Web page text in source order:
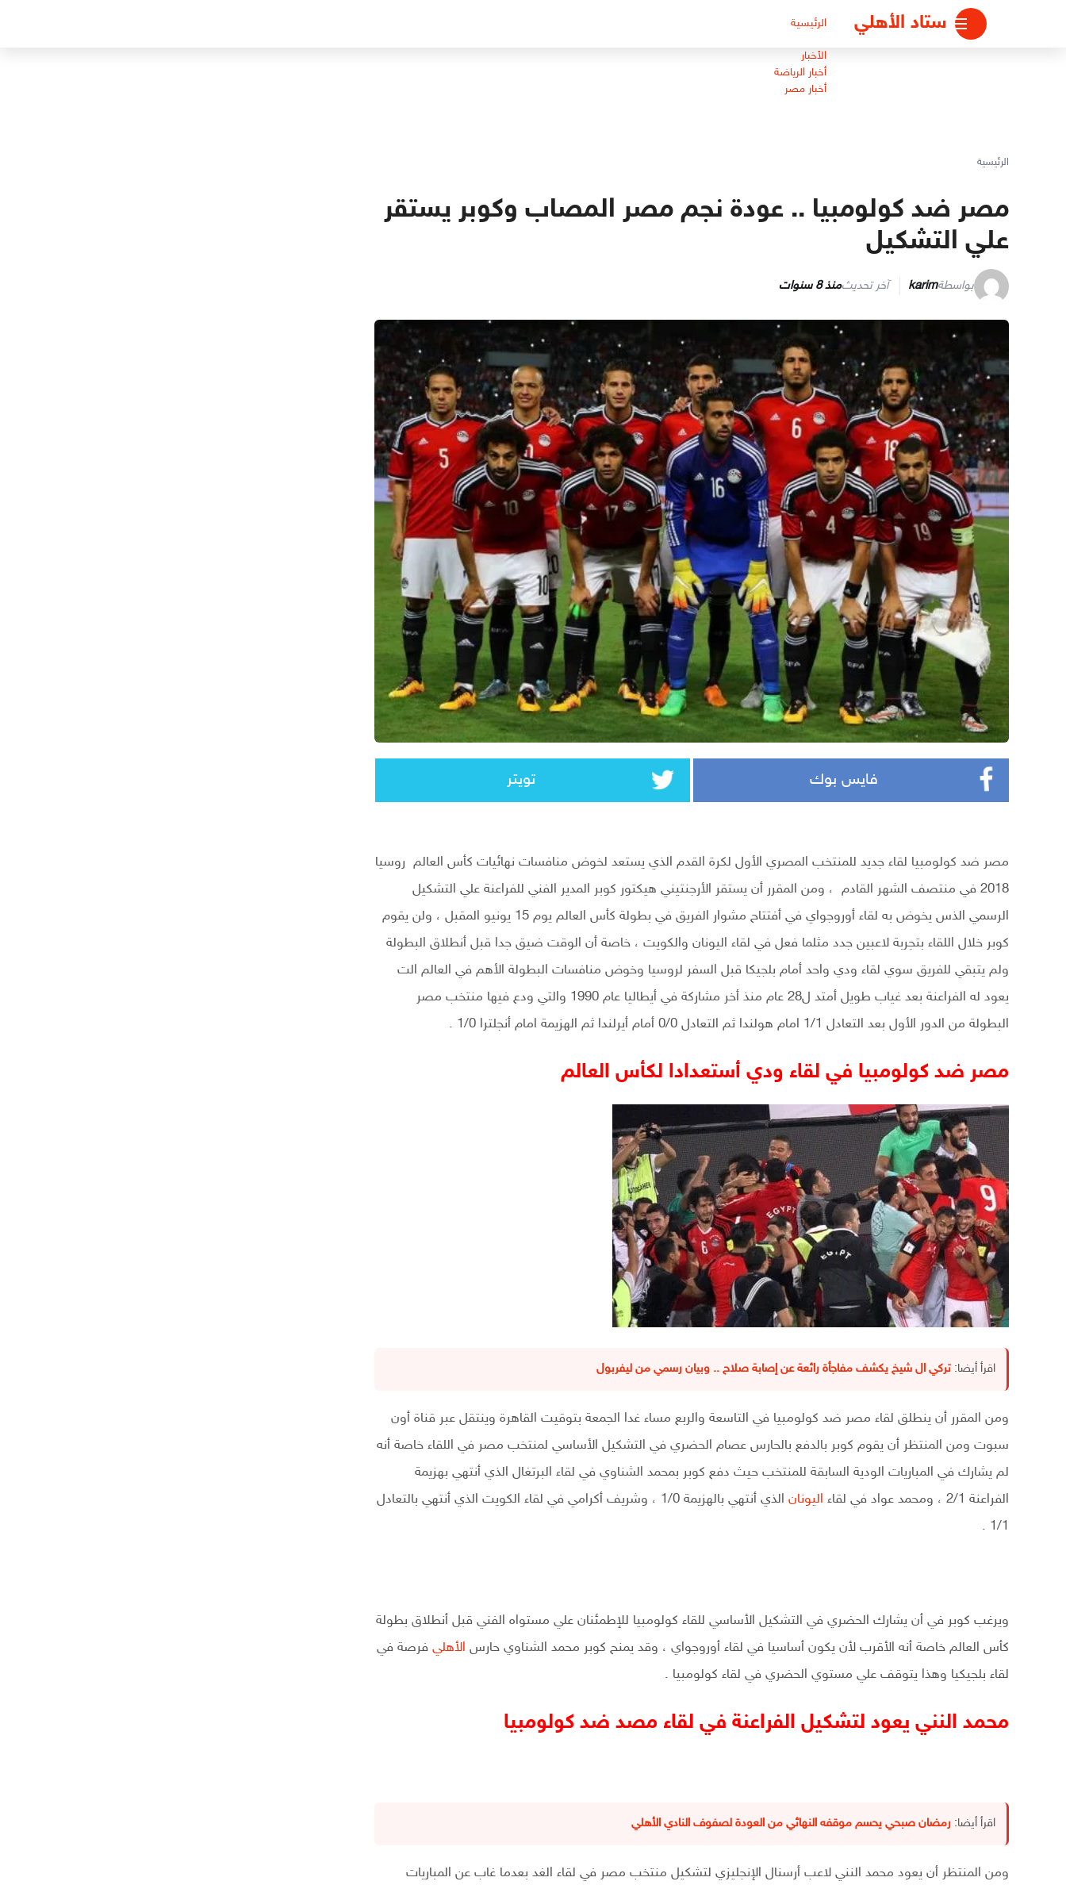
ستاد الأهلي الرئيسية
الأخبار
أخبار الرياضة
أخبار مصر
الرئيسية
مصر ضد كولومبيا .. عودة نجم مصر المصاب وكوبر يستقر
علي التشكيل
بواسطةkarim آخر تحديثمنذ 8 سنوات
فايس بوك تويتر
مصر ضد كولومبيا لقاء جديد للمنتخب المصري الأول لكرة القدم الذي يستعد لخوض منافسات نهائيات كأس العالم روسيا
2018 في منتصف الشهر القادم ، ومن المقرر أن يستقر الأرجنتيني هيكتور كوبر المدير الفني للفراعنة علي التشكيل
الرسمي الذس يخوض به لقاء أوروجواي في أفتتاح مشوار الفريق في بطولة كأس العالم يوم 15 يونيو المقبل ، ولن يقوم
كوبر خلال اللقاء بتجربة لاعبين جدد مثلما فعل في لقاء اليونان والكويت ، خاصة أن الوقت ضيق جدا قبل أنطلاق البطولة
ولم يتبقي للفريق سوي لقاء ودي واحد أمام بلجيكا قبل السفر لروسيا وخوض منافسات البطولة الأهم في العالم الت
يعود له الفراعنة بعد غياب طويل أمتد ل28 عام منذ أخر مشاركة في أيطاليا عام 1990 والتي ودع فيها منتخب مصر
البطولة من الدور الأول بعد التعادل 1/1 امام هولندا ثم التعادل 0/0 أمام أيرلندا ثم الهزيمة امام أنجلترا 1/0 .
مصر ضد كولومبيا في لقاء ودي أستعدادا لكأس العالم
اقرأ أيضا: تركي ال شيخ يكشف مفاجأة رائعة عن إصابة صلاح .. وبيان رسمي من ليفربول
ومن المقرر أن ينطلق لقاء مصر ضد كولومبيا في التاسعة والربع مساء غدا الجمعة بتوقيت القاهرة وينتقل عبر قناة أون
سبوت ومن المنتظر أن يقوم كوبر بالدفع بالحارس عصام الحضري في التشكيل الأساسي لمنتخب مصر في اللقاء خاصة أنه
لم يشارك في المباريات الودية السابقة للمنتخب حيث دفع كوبر بمحمد الشناوي في لقاء البرتغال الذي أنتهي بهزيمة
الفراعنة 2/1 ، ومحمد عواد في لقاء
اليونان
الذي أنتهي بالهزيمة 1/0 ، وشريف أكرامي في لقاء الكويت الذي أنتهي بالتعادل
1/1 .
ويرغب كوبر في أن يشارك الحضري في التشكيل الأساسي للقاء كولومبيا للإطمئنان علي مستواه الفني قبل أنطلاق بطولة
كأس العالم خاصة أنه الأقرب لأن يكون أساسيا في لقاء أوروجواي ، وقد يمنح كوبر محمد الشناوي حارس الأهلي فرصة في
لقاء بلجيكيا وهذا يتوقف علي مستوي الحضري في لقاء كولومبيا .
محمد النني يعود لتشكيل الفراعنة في لقاء مصد ضد كولومبيا
اقرأ أيضا: رمضان صبحي يحسم موقفه النهائي من العودة لصفوف النادي الأهلي
ومن المنتظر أن يعود محمد النني لاعب أرسنال الإنجليزي لتشكيل منتخب مصر في لقاء الغد بعدما غاب عن المباريات